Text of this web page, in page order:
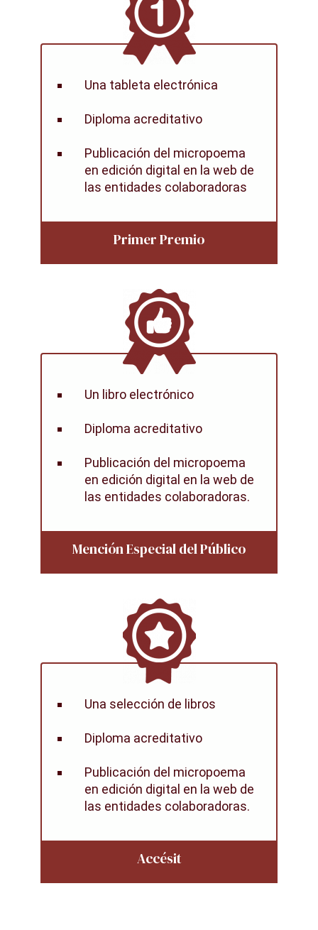
Una tableta electrónica
Diploma acreditativo
Publicación del micropoema
en edición digital en la web de
las entidades colaboradoras
Primer Premio
Un libro electrónico
Diploma acreditativo
Publicación del micropoema
en edición digital en la web de
las entidades colaboradoras.
Mención Especial del Público
Una selección de libros
Diploma acreditativo
Publicación del micropoema
en edición digital en la web de
las entidades colaboradoras.
Accésit